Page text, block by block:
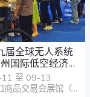
届全球无人系统
国际低空经济博
至 09-13
交易会展馆（广交会展馆）